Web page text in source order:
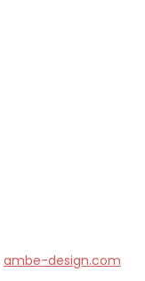
ambe-design.com